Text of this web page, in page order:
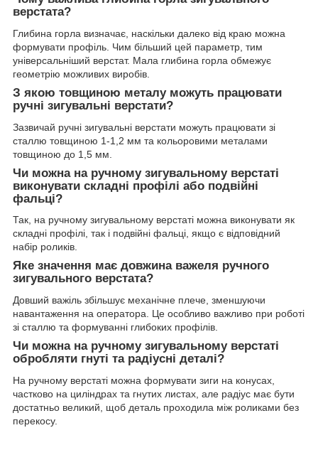
верстата?
Глибина горла визначає, наскільки далеко від краю можна
формувати профіль. Чим більший цей параметр, тим
універсальніший верстат. Мала глибина горла обмежує
геометрію можливих виробів.
З якою товщиною металу можуть працювати
ручні зигувальні верстати?
Зазвичай ручні зигувальні верстати можуть працювати зі
сталлю товщиною 1-1,2 мм та кольоровими металами
товщиною до 1,5 мм.
Чи можна на ручному зигувальному верстаті
виконувати складні профілі або подвійні
фальці?
Так, на ручному зигувальному верстаті можна виконувати як
складні профілі, так і подвійні фальці, якщо є відповідний
набір роликів.
Яке значення має довжина важеля ручного
зигувального верстата?
Довший важіль збільшує механічне плече, зменшуючи
навантаження на оператора. Це особливо важливо при роботі
зі сталлю та формуванні глибоких профілів.
Чи можна на ручному зигувальному верстаті
обробляти гнуті та радіусні деталі?
На ручному верстаті можна формувати зиги на конусах,
частково на циліндрах та гнутих листах, але радіус має бути
достатньо великий, щоб деталь проходила між роликами без
перекосу.